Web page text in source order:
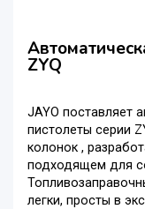
ZYQ
JAYO поставляет
пистолеты серии
колонок ,
подходящем для
легки, просты в